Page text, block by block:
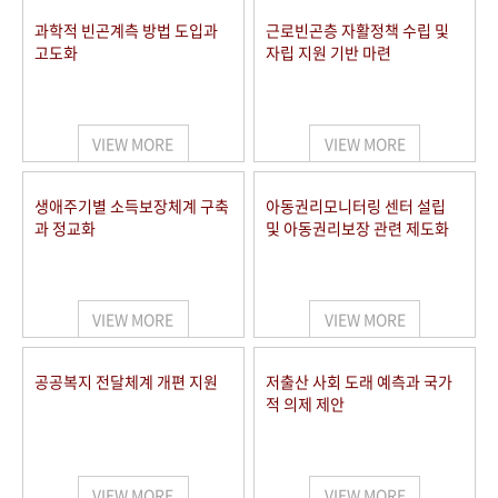
과학적 빈곤계측 방법 도입과
고도화
VIEW MORE
근로빈곤층 자활정책 수립 및
자립 지원 기반 마련
VIEW MORE
생애주기별 소득보장체계 구축
과 정교화
VIEW MORE
아동권리모니터링 센터 설립
및 아동권리보장 관련 제도화
VIEW MORE
공공복지 전달체계 개편 지원
저출산 사회 도래 예측과 국가
적 의제 제안